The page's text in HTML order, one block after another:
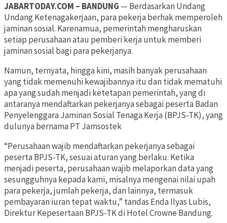
JABARTODAY.COM – BANDUNG — Berdasarkan Undang
Undang Ketenagakerjaan, para pekerja berhak memperoleh
jaminan sosial. Karenamua, pemerintah mengharuskan
setiap perusahaan atau pemberi kerja untuk memberi
jaminan sosial bagi para pekerjanya.
Namun, ternyata, hingga kini, masih banyak perusahaan
yang tidak memenuhi kewajibannya itu dan tidak mematuhi
apa yang sudah menjadi ketetapan pemerintah, yang di
antaranya mendaftarkan pekerjanya sebagai peserta Badan
Penyelenggara Jaminan Sosial Tenaga Kerja (BPJS-TK), yang
dulunya bernama PT Jamsostek
“Perusahaan wajib mendaftarkan pekerjanya sebagai
peserta BPJS-TK, sesuai aturan yang berlaku. Ketika
menjadi peserta, perusahaan wajib melaporkan data yang
sesungguhnya kepada kami, misalnya mengenai nilai upah
para pekerja, jumlah pekerja, dan lainnya, termasuk
pembayaran iuran tepat waktu,” tandas Enda Ilyas Lubis,
Direktur Kepesertaan BPJS-TK di Hotel Crowne Bandung.